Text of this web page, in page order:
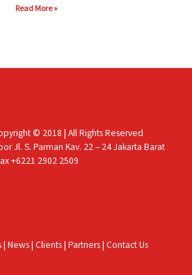
Read More »
© 2018 | All Rights Reserved
Jl. S. Parman Kav. 22 – 24 Jakarta Barat
+6221 2902 2509
| News| Clients| Partners| Contact Us